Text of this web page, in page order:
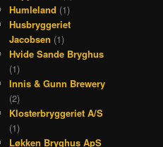
Humleland (1)
Husbryggeriet
Jacobsen (1)
Hvide Sande Bryghus
(1)
Innis & Gunn Brewery
(2)
Klosterbryggeriet A/S
(1)
Løkken Bryghus ApS